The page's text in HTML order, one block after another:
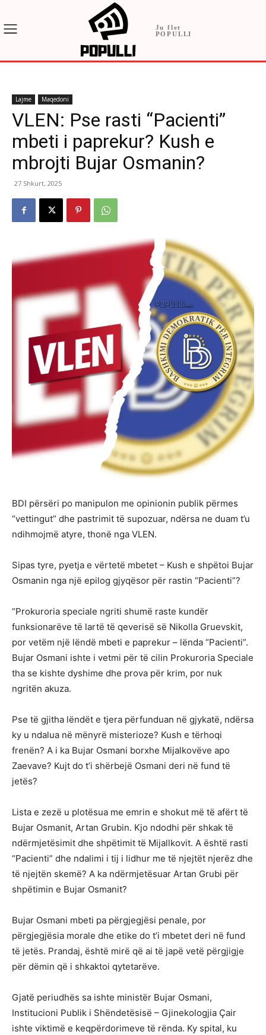
Ju flet
POPULLI
Lajme Maqedoni
VLEN: Pse rasti “Pacienti”
mbeti i paprekur? Kush e
mbrojti Bujar Osmanin?
27 Shkurt, 2025
BDI përsëri po manipulon me opinionin publik përmes
“vettingut” dhe pastrimit të supozuar, ndërsa ne duam t’u
ndihmojmë atyre, thonë nga VLEN.
Sipas tyre, pyetja e vërtetë mbetet – Kush e shpëtoi Bujar
Osmanin nga një epilog gjyqësor për rastin “Pacienti”?
“Prokuroria speciale ngriti shumë raste kundër
funksionarëve të lartë të qeverisë së Nikolla Gruevskit,
por vetëm një lëndë mbeti e paprekur – lënda “Pacienti”.
Bujar Osmani ishte i vetmi për të cilin Prokuroria Speciale
tha se kishte dyshime dhe prova për krim, por nuk
ngritën akuza.
Pse të gjitha lëndët e tjera përfunduan në gjykatë, ndërsa
ky u ndalua në mënyrë misterioze? Kush e tërhoqi
frenën? A i ka Bujar Osmani borxhe Mijalkovëve apo
Zaevave? Kujt do t’i shërbejë Osmani deri në fund të
jetës?
Lista e zezë u plotësua me emrin e shokut më të afërt të
Bujar Osmanit, Artan Grubin. Kjo ndodhi për shkak të
ndërmjetësimit dhe shpëtimit të Mijallkovit. A është rasti
“Pacienti” dhe ndalimi i tij i lidhur me të njejtët njerëz dhe
të njejtën skemë? A ka ndërmjetësuar Artan Grubi për
shpëtimin e Bujar Osmanit?
Bujar Osmani mbeti pa përgjegjësi penale, por
përgjegjësia morale dhe etike do t’i mbetet deri në fund
të jetës. Prandaj, është mirë që ai të japë vetë përgjigje
për dëmin që i shkaktoi qytetarëve.
Gjatë periudhës sa ishte ministër Bujar Osmani,
Institucioni Publik i Shëndetësisë – Gjinekologjia Çair
ishte viktimë e keqpërdorimeve të rënda. Ky spital, ku